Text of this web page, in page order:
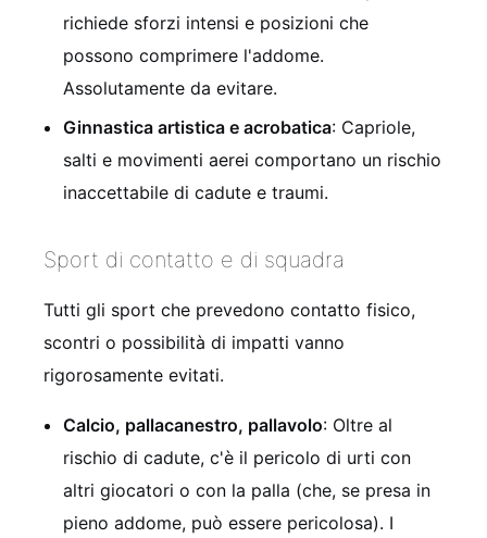
richiede sforzi intensi e posizioni che
possono comprimere l'addome.
Assolutamente da evitare.
Ginnastica artistica e acrobatica: Capriole,
salti e movimenti aerei comportano un rischio
inaccettabile di cadute e traumi.
Sport di contatto e di squadra
Tutti gli sport che prevedono contatto fisico,
scontri o possibilità di impatti vanno
rigorosamente evitati.
Calcio, pallacanestro, pallavolo: Oltre al
rischio di cadute, c'è il pericolo di urti con
altri giocatori o con la palla (che, se presa in
pieno addome, può essere pericolosa). I